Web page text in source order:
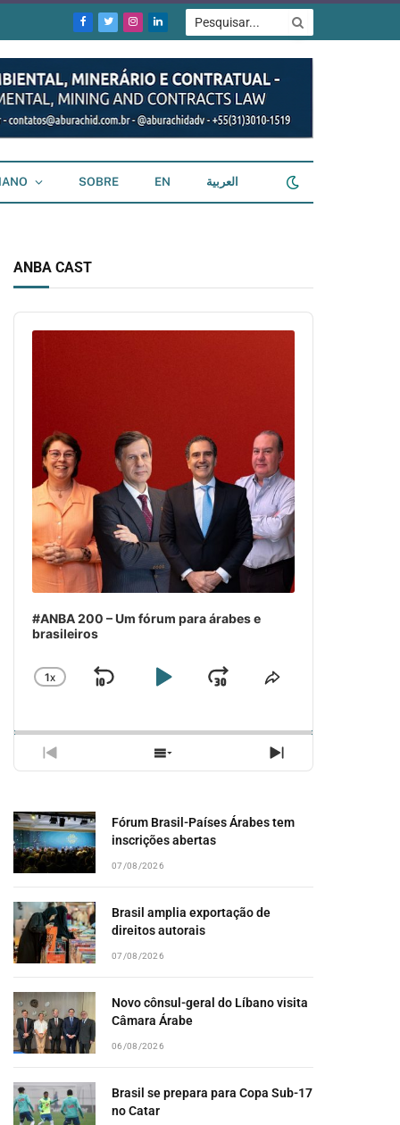
Facebook
TwitterInstagram
LinkedIn
SOBRE EN العربية
ANBA CAST
Audio
Player
#ANBA 200 – Um fórum para árabes e
brasileiros
CHANGE
1X
SKIPPLAYJUMP
PREVIOUS
EPISODE
SHOW
EPISODES
NEXT
EPISODE
Fórum Brasil-Países Árabes tem
inscrições abertas
07/08/2026
Brasil amplia exportação de
direitos autorais
07/08/2026
Novo cônsul-geral do Líbano visita
Câmara Árabe
06/08/2026
Brasil se prepara para Copa Sub-17
no Catar